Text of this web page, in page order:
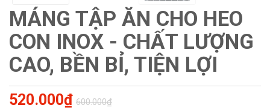
MÁNG TẬP ĂN CHO HEO
CON INOX - CHẤT LƯỢNG
CAO, BỀN BỈ, TIỆN LỢI
520.000₫ 600.000₫